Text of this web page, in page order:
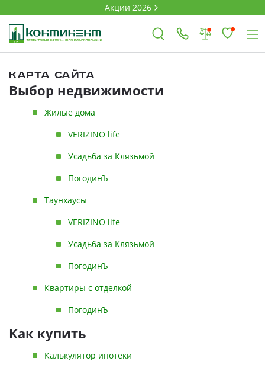
Акции 2026
Владимир
Выбор недвижимости
Офис продаж
Работа
Карта сайта
Выбор недвижимости
Жилые дома
VERIZINO life
Усадьба за Клязьмой
ПогодинЪ
Таунхаусы
VERIZINO life
Усадьба за Клязьмой
ПогодинЪ
Квартиры с отделкой
ПогодинЪ
Как купить
Калькулятор ипотеки